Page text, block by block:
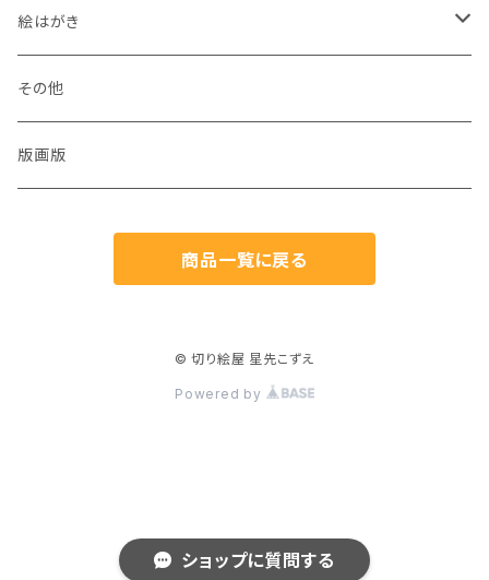
ショップに質問する
絵はがき
犬
猫
その他
版画版
商品一覧に戻る
© 切り絵屋 星先こずえ
Powered by